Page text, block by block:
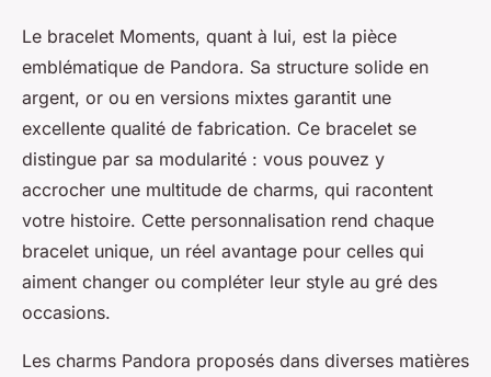
Le bracelet Moments, quant à lui, est la pièce
emblématique de Pandora. Sa structure solide en
argent, or ou en versions mixtes garantit une
excellente qualité de fabrication. Ce bracelet se
distingue par sa modularité : vous pouvez y
accrocher une multitude de charms, qui racontent
votre histoire. Cette personnalisation rend chaque
bracelet unique, un réel avantage pour celles qui
aiment changer ou compléter leur style au gré des
occasions.
Les charms Pandora proposés dans diverses matières